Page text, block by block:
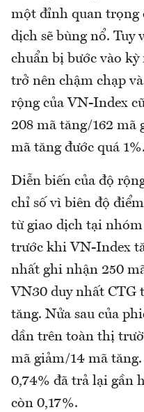
một đỉnh quan trọng
dịch sẽ bùng nổ. Tuy
chuẩn bị bước vào
trở nên chậm chạp
rộng của VN-Index
208 mã tăng/162 mã
mã tăng đước quá 1%.
Diễn biến của độ
chỉ số vì biên độ
từ giao dịch tại
trước khi VN-Index
nhất ghi nhận 250
VN30 duy nhất CTG
tăng. Nửa sau của
dần trên toàn thị
mã giảm/14 mã
0,74% đã trả lại gần
còn 0,17%.